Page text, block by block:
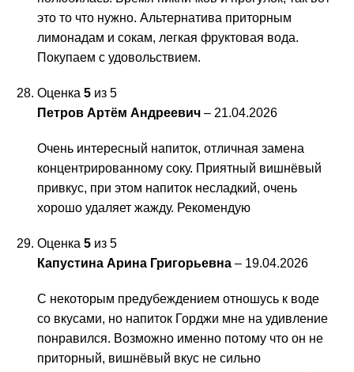
это то что нужно. Альтернатива приторным
лимонадам и сокам, легкая фруктовая вода.
Покупаем с удовольствием.
Оценка 5 из 5
Петров Артём Андреевич – 21.04.2026
Очень интересный напиток, отличная замена
концентрированному соку. Приятный вишнёвый
привкус, при этом напиток несладкий, очень
хорошо удаляет жажду. Рекомендую
Оценка 5 из 5
Капустина Арина Григорьевна – 19.04.2026
С некоторым предубеждением отношусь к воде
со вкусами, но напиток Горджи мне на удивление
понравился. Возможно именно потому что он не
приторный, вишнёвый вкус не сильно